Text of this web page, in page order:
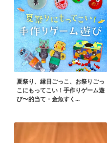
夏祭り、縁日ごっこ、お祭りごっ
こにもってこい！手作りゲーム遊
び〜的当て・金魚すく...